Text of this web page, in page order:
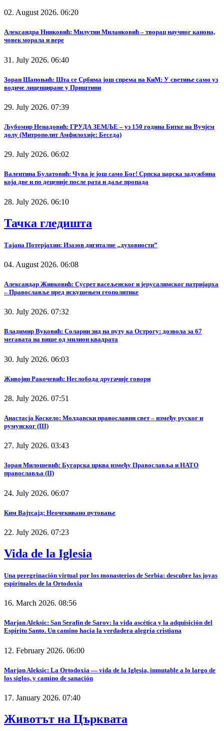
02. August 2026. 06:20
Александра Нинковић: Милутин Миланковић – творац научног канона,
човек морала и вере
31. July 2026. 06:40
Зоран Шапоњић: Шта се Србима још спрема на КиМ: У светиње само уз
водиче лиценциране у Приштини
29. July 2026. 07:39
Љубомир Ненадовић: ГРУДА ЗЕМЉЕ – уз 150 година Битке на Вучјем
долу (Митрополит Амфилохије: Беседа)
29. July 2026. 06:02
Валентина Булатовић: Чува је још само Бог! Српска царска задужбина
која две и по деценије после рата и даље пропада
28. July 2026. 06:10
Тачка гледишта
Тајана Потерјахин: Изазов дигиталне „духовности”
04. August 2026. 06:08
Александар Живковић: Сусрет васељенског и јерусалимског патријарха
– Православље пред искушењем геополитике
30. July 2026. 07:32
Владимир Вуковић: Соларни зид на путу ка Острогу: дозвола за 67
мегавата на више од милион квадрата
30. July 2026. 06:03
Живојин Ракочевић: Неслобода другачије говори
28. July 2026. 07:51
Анастасја Коскело: Молдавски православни свет – између руског и
румунског (III)
27. July 2026. 03:43
Зоран Милошевић: Бугарска црква између Православља и НАТО
православља (II)
24. July 2026. 06:07
Ким Вајтсајд: Неочекивано путовање
22. July 2026. 07:23
Vida de la Iglesia
Una peregrinación virtual por los monasterios de Serbia: descubre las joyas
espirituales de la Ortodoxia
16. March 2026. 08:56
Marjan Aleksic: San Serafín de Sarov: la vida ascética y la adquisición del
Espíritu Santo. Un camino hacia la verdadera alegría cristiana
12. February 2026. 06:00
Marjan Aleksic: La Ortodoxia — vida de la Iglesia, inmutable a lo largo de
los siglos, y camino de sanación
17. January 2026. 07:40
Животът на Църквата